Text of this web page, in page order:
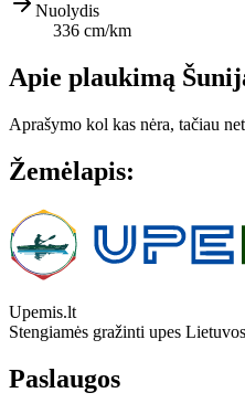
Nuolydis
336 cm/km
Apie plaukimą
Aprašymo kol kas nėra, tačiau
Žemėlapis:
+
−
Upemis.lt
Stengiamės gražinti upes
Paslaugos